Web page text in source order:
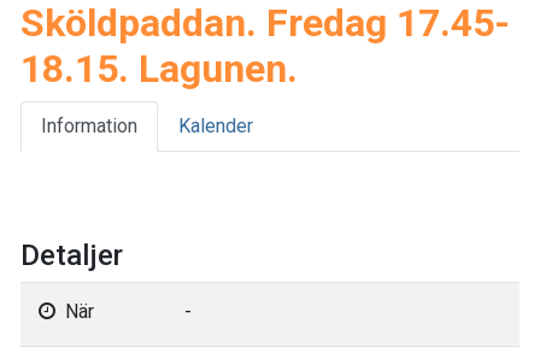
Sköldpaddan. Fredag 17.45-
18.15. Lagunen.
Information Kalender
Detaljer
När -